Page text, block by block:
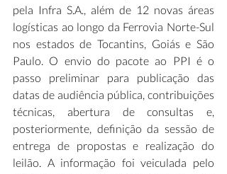
pela Infra S.A., além de 12 novas áreas
logísticas ao longo da Ferrovia Norte-Sul
nos estados de Tocantins, Goiás e São
Paulo. O envio do pacote ao PPI é o
passo preliminar para publicação das
datas de audiência pública, contribuições
técnicas, abertura de consultas e,
posteriormente, definição da sessão de
entrega de propostas e realização do
leilão. A informação foi veiculada pelo